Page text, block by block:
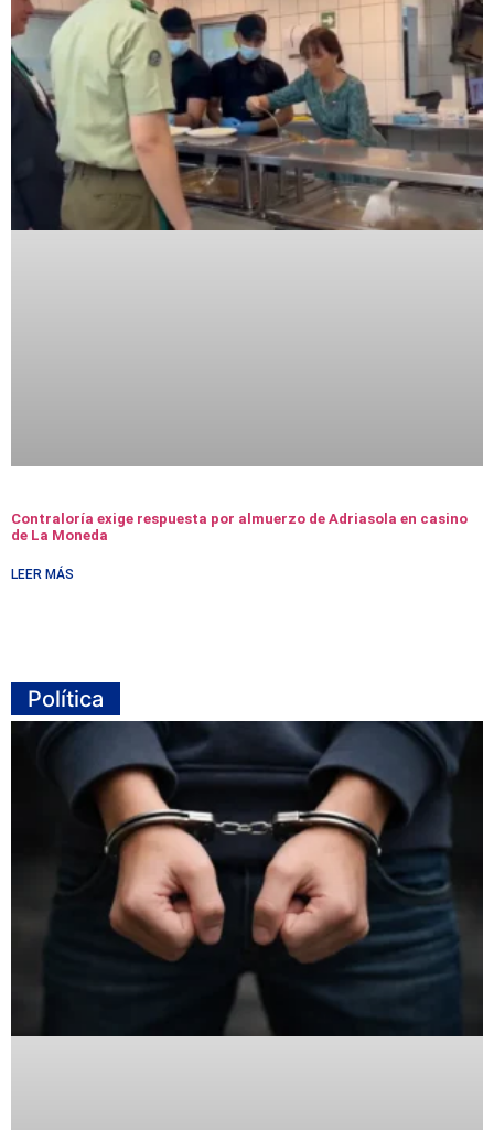
Contraloría exige respuesta por almuerzo de Adriasola en casino
de La Moneda
LEER MÁS
Política